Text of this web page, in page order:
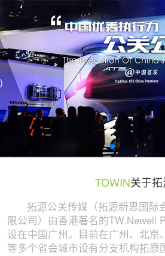
广州活动策划与执行公司 | 拓源策划
TOWIN关于
拓源公关传媒（拓源新思国际
限公司）由香港著名的TW.Newell
设在中国广州。目前在广州、北京
等多个省会城市设有分支机构拓原